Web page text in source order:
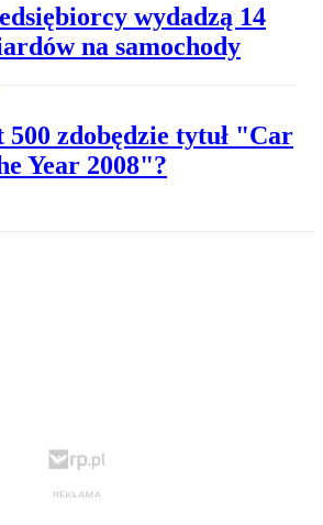
wydadzą 14
na samochody
500 zdobędzie tytuł "Car
Year 2008"?